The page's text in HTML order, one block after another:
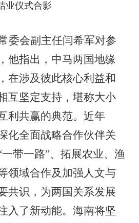
业仪式合影
委会副主任闫希军对参
他指出 ，中马两国地缘
在涉及彼此核心利益和
互坚定支持，堪称大小
利共赢的典范。 近年
化全面战略合作伙伴关
一带一路”、拓展农业、渔
领域合作及加强人文与
共识，为两国关系发展
入了新动能。海南将坚